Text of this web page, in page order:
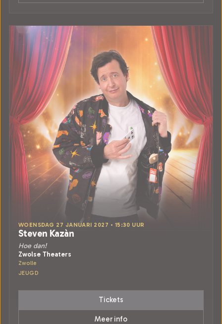
WOENSDAG 27 JANUARI 2027 • 15:30 UUR
Steven Kazàn
Hoe dan!
Zwolse Theaters
Zwolle
JEUGD
Tickets
Meer info